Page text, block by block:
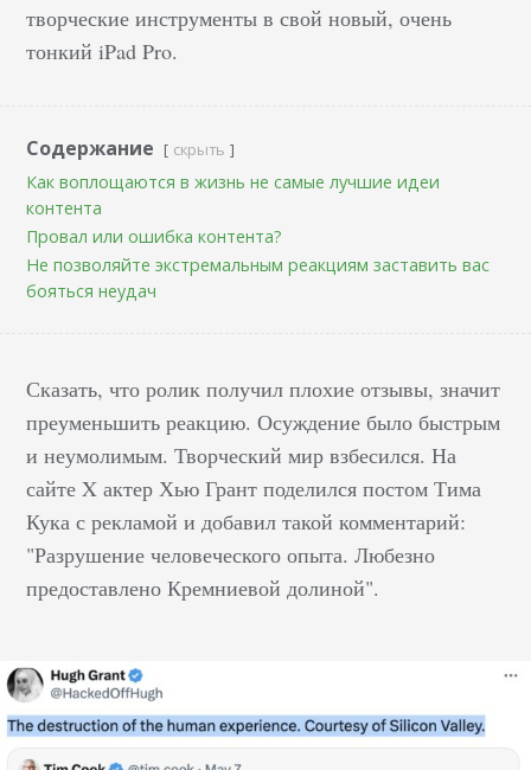
творческие инструменты в свой новый, очень
тонкий iPad Pro.
Содержание скрыть
Как воплощаются в жизнь не самые лучшие идеи
контента
Провал или ошибка контента?
Не позволяйте экстремальным реакциям заставить вас
бояться неудач
Сказать, что ролик получил плохие отзывы, значит
преуменьшить реакцию. Осуждение было быстрым
и неумолимым. Творческий мир взбесился. На
сайте X актер Хью Грант поделился постом Тима
Кука с рекламой и добавил такой комментарий:
"Разрушение человеческого опыта. Любезно
предоставлено Кремниевой долиной".